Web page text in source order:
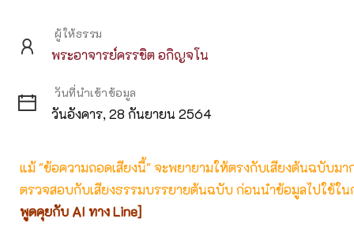
ผู้ให้ธรรม
พระอาจารย์ครรชิต อกิญจโน
วันที่นำเข้าข้อมูล
วันอังคาร, 28 กันยายน 2564
แม้ "ข้อความถอดเสียงนี้" จะพยายามให้ตรงกับเสียงต้นฉบับม
ตรวจสอบกับเสียงธรรมบรรยายต้นฉบับ ก่อนนำข้อมูลไปใช้ใน
พูดคุยกับ AI ทาง Line]